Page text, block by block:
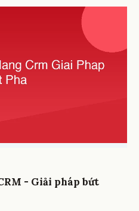
- Giải pháp bứt